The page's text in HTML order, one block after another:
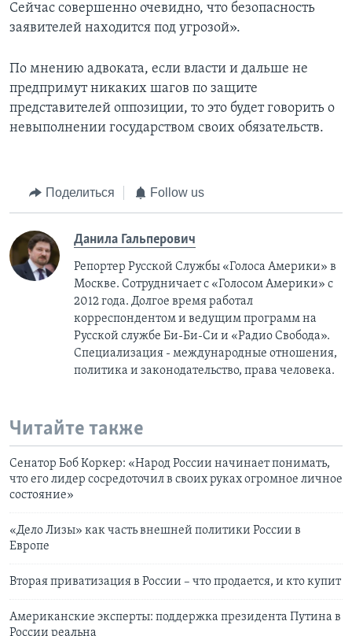
Сейчас совершенно очевидно, что безопасность
заявителей находится под угрозой».
По мнению адвоката, если власти и дальше не
предпримут никаких шагов по защите
представителей оппозиции, то это будет говорить о
невыполнении государством своих обязательств.
Поделиться Follow us
Данила Гальперович
Репортер Русской Службы «Голоса Америки» в
Москве. Сотрудничает с «Голосом Америки» с
2012 года. Долгое время работал
корреспондентом и ведущим программ на
Русской службе Би-Би-Си и «Радио Свобода».
Специализация - международные отношения,
политика и законодательство, права человека.
Читайте также
Сенатор Боб Коркер: «Народ России начинает понимать,
что его лидер сосредоточил в своих руках огромное личное
состояние»
«Дело Лизы» как часть внешней политики России в
Европе
Вторая приватизация в России – что продается, и кто купит
Американские эксперты: поддержка президента Путина в
России реальна